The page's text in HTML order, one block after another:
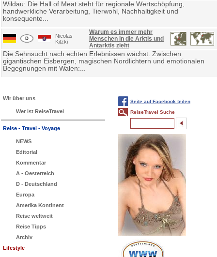
Wildau: Die Hall of Meat steht für regionale Wertschöpfung,
handwerkliche Verarbeitung, Tierwohl, Nachhaltigkeit und
konsequente...
Nicolas
Kitzki
Warum es immer mehr
Menschen in die Arktis und
Antarktis zieht
Die Sehnsucht nach echten Erlebnissen wächst: Zwischen
gigantischen Eisbergen, magischen Nordlichtern und emotionalen
Begegnungen mit Walen:...
Wir über uns
Wer ist ReiseTravel
Reise - Travel - Voyage
NEWS
Editorial
Kommentar
A - Oesterreich
D - Deutschland
Europa
Amerika Kontinent
Reise weltweit
Reise Tipps
Archiv
Lifestyle
Seite auf Facebook teilen
ReiseTravel Suche